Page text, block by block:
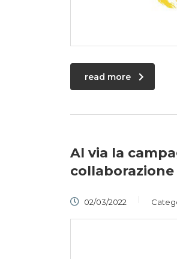
read more
Al via la
02/03/2022